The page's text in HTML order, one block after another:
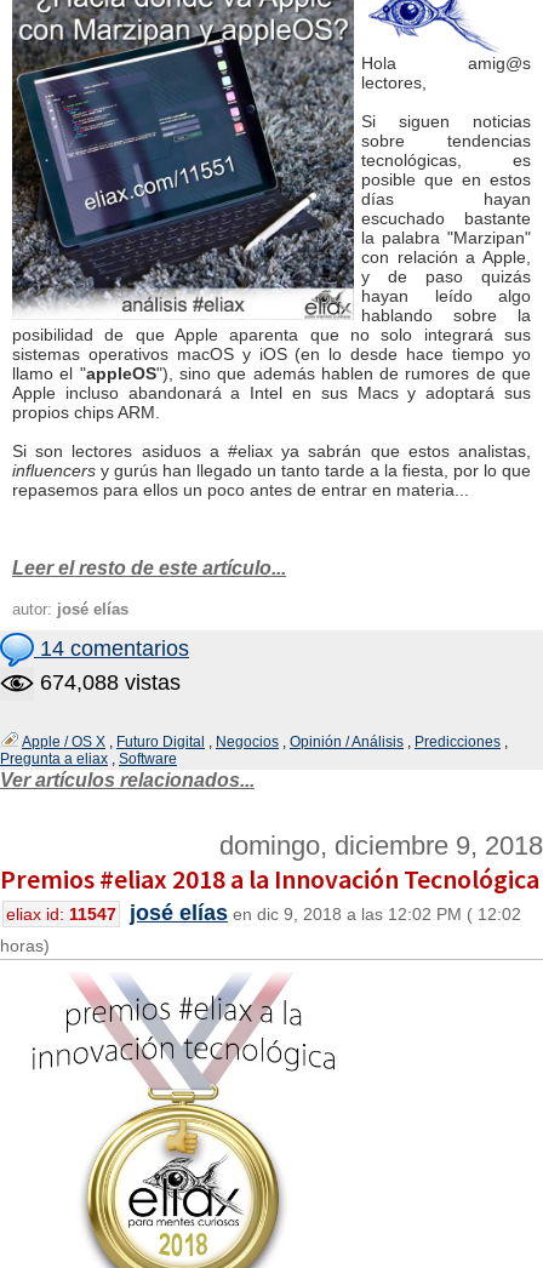
Hola amig@s
lectores,
Si siguen noticias
sobre tendencias
tecnológicas, es
posible que en estos
días hayan
escuchado bastante
la palabra "Marzipan"
con relación a Apple,
y de paso quizás
hayan leído algo
hablando sobre la
posibilidad de que Apple aparenta que no solo integrará sus
sistemas operativos macOS y iOS (en lo desde hace tiempo yo
llamo el "appleOS"), sino que además hablen de rumores de que
Apple incluso abandonará a Intel en sus Macs y adoptará sus
propios chips ARM.
Si son lectores asiduos a #eliax ya sabrán que estos analistas,
influencers y gurús han llegado un tanto tarde a la fiesta, por lo que
repasemos para ellos un poco antes de entrar en materia...
Leer el resto de este artículo...
autor: josé elías
14 comentarios
674,088 vistas
Apple / OS X , Futuro Digital , Negocios , Opinión / Análisis , Predicciones ,
Pregunta a eliax , Software
Ver artículos relacionados...
domingo, diciembre 9, 2018
Premios #eliax 2018 a la Innovación Tecnológica
eliax id: 11547 josé elías en dic 9, 2018 a las 12:02 PM ( 12:02
horas)